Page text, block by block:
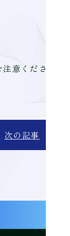
意くださ
次の記事